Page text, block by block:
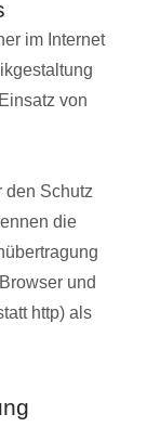
im Internet
von
den Schutz
die
und
http) als